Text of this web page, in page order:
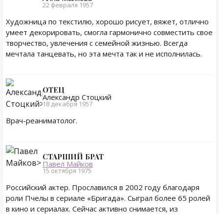
22 февраля 1957
Художница по текстилю, хорошо рисует, вяжет, отлично
умеет декорировать, смогла гармонично совместить свое
творчество, увлечения с семейной жизнью. Всегда
мечтала танцевать, но эта мечта так и не исполнилась.
ОТЕЦ
Александр Стоцкий
18 декабря 1957
Врач-реаниматолог.
СТАРШИЙ БРАТ
Павел Майков
15 октября 1975
Российский актер. Прославился в 2002 году благодаря
роли Пчелы в сериале «Бригада». Сыграл более 65 ролей
в кино и сериалах. Сейчас активно снимается, из